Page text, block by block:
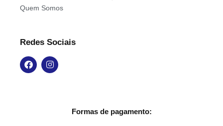
Quem Somos
Redes Sociais
Formas de pagamento: